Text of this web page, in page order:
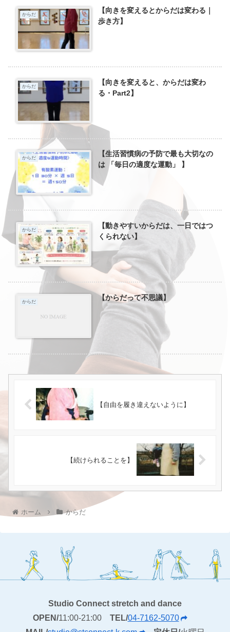
からだ
【向きを変えるとからだは変わる｜
歩き方】
からだ
【向きを変えると、からだは変わ
る・Part2】
からだ
【生活習慣病の予防で最も大切なの
は 「毎日の適度な運動」 】
からだ
【動きやすいからだは、一日ではつ
くられない】
からだ 【からだって不思議】
【自由を履き違えないように】
【続けられることを】
ホーム からだ
Studio Connect stretch and dance
OPEN/11:00-21:00 TEL/04-7162-5070